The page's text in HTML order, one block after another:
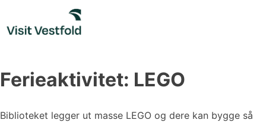
content
Ferieaktivitet: LEGO
Biblioteket legger ut masse LEGO og dere kan bygge så